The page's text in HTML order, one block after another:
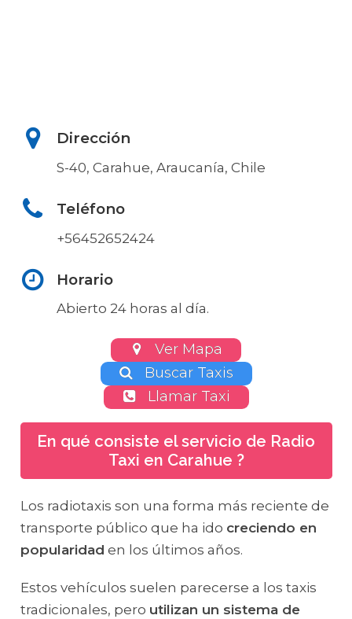
Dirección
S-40, Carahue, Araucanía, Chile
Teléfono
+56452652424
Horario
Abierto 24 horas al día.
Ver Mapa
Buscar Taxis
Llamar Taxi
En qué consiste el servicio de Radio
Taxi en Carahue ?
Los radiotaxis son una forma más reciente de
transporte público que ha ido creciendo en
popularidad en los últimos años.
Estos vehículos suelen parecerse a los taxis
tradicionales, pero utilizan un sistema de